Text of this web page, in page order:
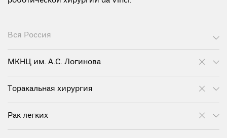
Вся Россия
МКНЦ им. А.С. Логинова
Торакальная хирургия
Рак легких